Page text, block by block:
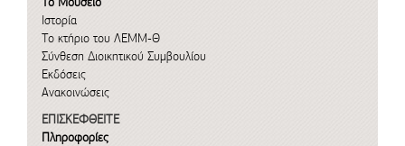
Ιστορία
Το κτήριο του ΛΕΜΜ-Θ
Σύνθεση Διοικητικού Συμβουλίου
Εκδόσεις
Ανακοινώσεις
ΕΠΙΣΚΕΦΘΕΙΤΕ
Πληροφορίες